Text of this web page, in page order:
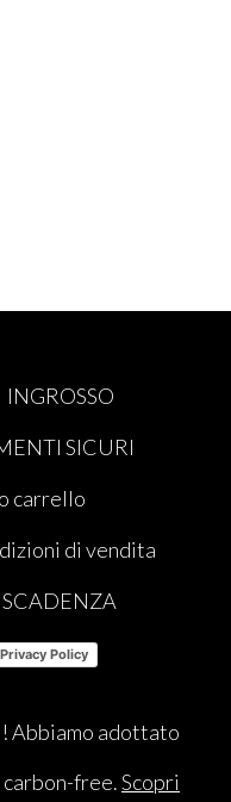
INGROSSO
SICURI
carrello
di vendita
Privacy Policy
Abbiamo adottato
free.Scopri